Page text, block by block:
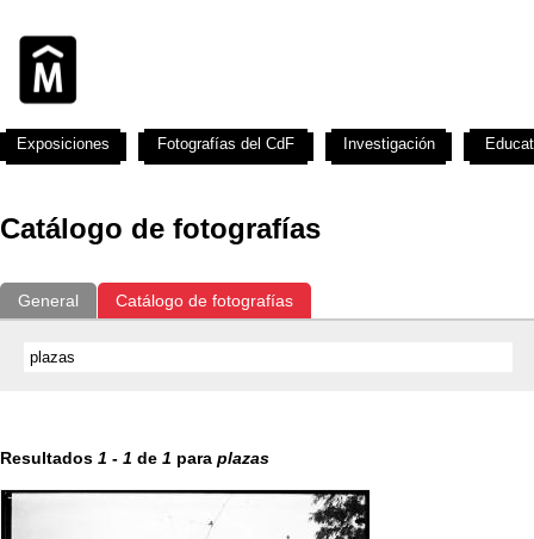
Catálogo de fotografías
General Catálogo de fotografías
Resultados 1 - 1 de 1 para plazas
Exposiciones Fotografías del CdF Investigación